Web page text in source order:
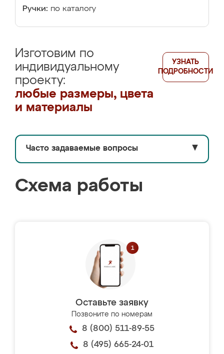
Ручки: по каталогу
Изготовим по
индивидуальному
проекту:
любые размеры, цвета
и материалы
УЗНАТЬ
ПОДРОБНОСТИ
Часто задаваемые вопросы ▼
Схема работы
Оставьте заявку
Позвоните по номерам
8 (800) 511-89-55
8 (495) 665-24-01